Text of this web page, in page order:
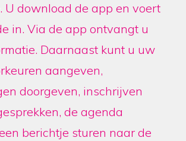
U download de app en voert
in. Via de app ontvangt u
Daarnaast kunt u uw
aangeven,
doorgeven, inschrijven
de agenda
berichtje sturen naar de